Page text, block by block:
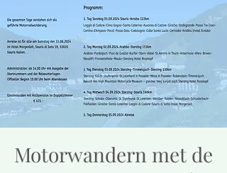
Motorwandern met de